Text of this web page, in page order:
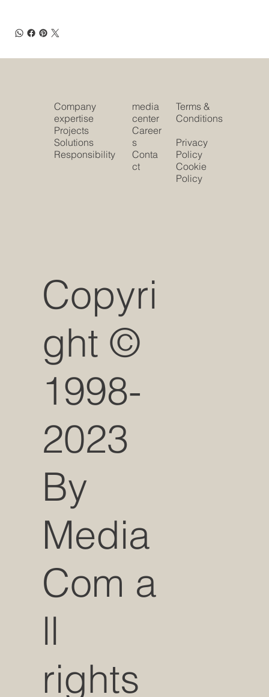
Copyri
ght ©
1998-
2023
By
Media
Com a
ll
rights
Company
expertise
Projects
Solutions
Responsibility
media
center
Career
s
Conta
ct
Terms &
Conditions
Privacy
Policy
Cookie
Policy